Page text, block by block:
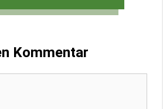
Kommentar